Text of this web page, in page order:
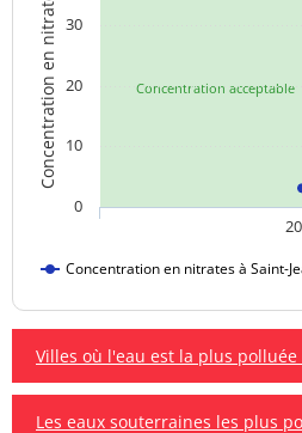
Concentration acceptable
Concentration en nitrates
Concentration en nitrates à Saint-
0
10
20
30
Villes où l'eau est la plus
Les eaux souterraines les plus